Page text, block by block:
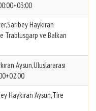
Haykıran
Trablusgarp ve Balkan
Aysun,Uluslararası
Haykıran Aysun,Tire